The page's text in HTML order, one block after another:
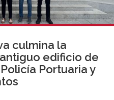
culmina la
edificio de
Portuaria y